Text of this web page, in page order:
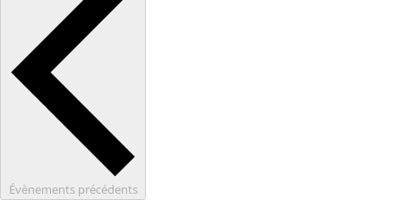
Évènementsprécédents